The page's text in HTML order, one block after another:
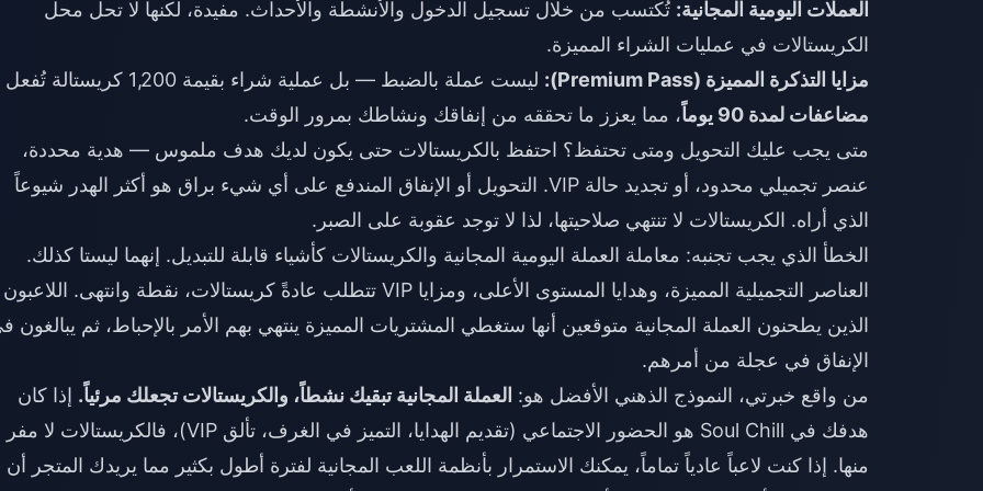
العملات اليومية المجانية: تُكتسب من خلال تسجيل الدخول والأنشطة والأحداث. مفيدة، لكنها لا تحل محل
الكريستالات في عمليات الشراء المميزة.
مزايا التذكرة المميزة (Premium Pass):
ليست عملة بالضبط — بل عملية شراء بقيمة 1,200 كريستالة تُفعل
مضاعفات لمدة 90 يوماً
، مما يعزز ما تحققه من إنفاقك ونشاطك بمرور الوقت.
متى يجب عليك التحويل ومتى تحتفظ؟ احتفظ بالكريستالات حتى يكون لديك هدف ملموس — هدية محددة،
عنصر تجميلي محدود، أو تجديد حالة VIP. التحويل أو الإنفاق المندفع على أي شيء براق هو أكثر الهدر شيوعاً
الذي أراه. الكريستالات لا تنتهي صلاحيتها، لذا لا توجد عقوبة على الصبر.
الخطأ الذي يجب تجنبه: معاملة العملة اليومية المجانية والكريستالات كأشياء قابلة للتبديل. إنهما ليستا كذلك.
العناصر التجميلية المميزة، وهدايا المستوى الأعلى، ومزايا VIP تتطلب عادةً كريستالات، نقطة وانتهى. اللاعبون
الذين يطحنون العملة المجانية متوقعين أنها ستغطي المشتريات المميزة ينتهي بهم الأمر بالإحباط، ثم يبالغون
الإنفاق في عجلة من أمرهم.
من واقع خبرتي، النموذج الذهني الأفضل هو: العملة المجانية تبقيك نشطاً، والكريستالات تجعلك مرئياً. إذا كان
هدفك في Soul Chill هو الحضور الاجتماعي (تقديم الهدايا، التميز في الغرف، تألق VIP)، فالكريستالات لا مفر
منها. إذا كنت لاعباً عادياً تماماً، يمكنك الاستمرار بأنظمة اللعب المجانية لفترة أطول بكثير مما يريدك المتجر أن